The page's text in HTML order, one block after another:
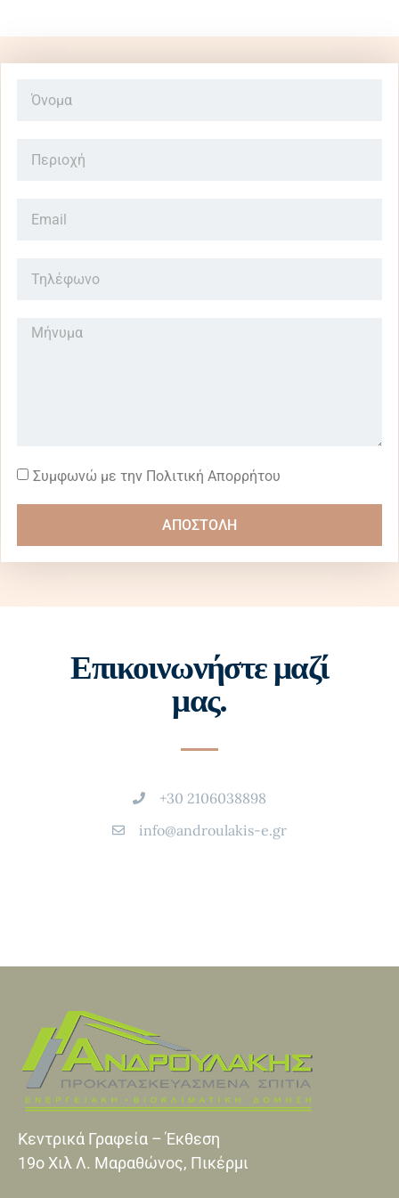
Συμφωνώ με την Πολιτική Απορρήτου
ΑΠΟΣΤΟΛΗ
Επικοινωνήστε μαζί
μας.
+30 2106038898
info@androulakis-e.gr
Κεντρικά Γραφεία – Έκθεση
19o Xιλ Λ. Μαραθώνος, Πικέρμι